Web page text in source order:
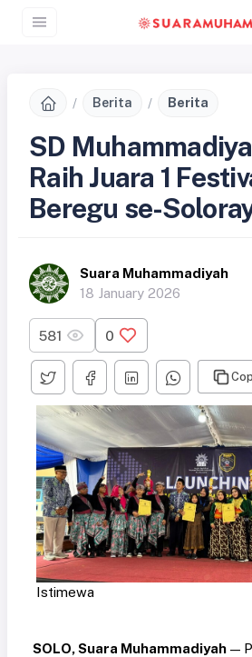
Berita Berita
SD
Raih Juara 1
Beregu se-
Suara Muhammadiyah
18 January 2026
581 0
Istimewa
SOLO, Suara Muhammadiyah —